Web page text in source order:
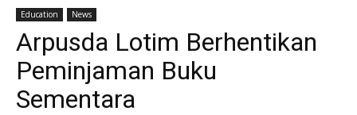
Education News
Arpusda Lotim Berhentikan
Peminjaman Buku
Sementara